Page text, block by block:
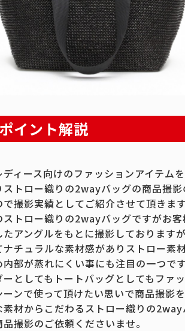
イント解説
ィース向けのファッションアイテム
ストロー織りの2wayバッグの商品撮影
撮影実績としてご紹介させて頂きます
ストロー織りの2wayバッグですがお
たアングルをもとに撮影しております
ナチュラルな素材感がありストロー素
部が蒸れにくい事にも注目の一つです
としてもトートバッグとしてもファ
ンで使って頂けたい思いで商品撮影を
素材からこだわるストロー織りの
撮影のご依頼くださいませ。